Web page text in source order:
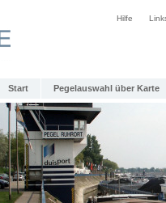
Hilfe
Start Pegelauswahl über Karte